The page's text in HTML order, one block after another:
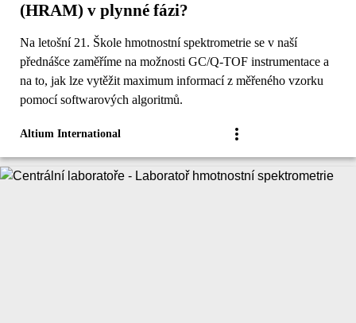
(HRAM) v plynné fázi?
Na letošní 21. Škole hmotnostní spektrometrie se v naší
přednášce zaměříme na možnosti GC/Q-TOF instrumentace a
na to, jak lze vytěžit maximum informací z měřeného vzorku
pomocí softwarových algoritmů.
Altium International